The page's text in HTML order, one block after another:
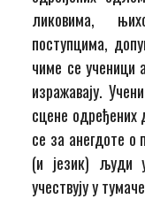
ликовима,
поступцима,
чиме се ученици
изражавају.
сцене одређених
се за анегдоте о
(и језик) људи
учествују у